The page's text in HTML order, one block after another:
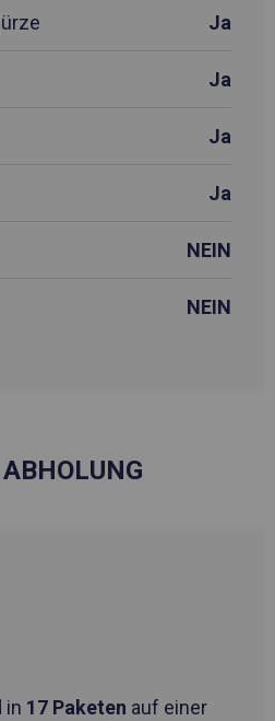
Ja
Ja
Ja
Ja
NEIN
NEIN
in 17 Paketen auf einer